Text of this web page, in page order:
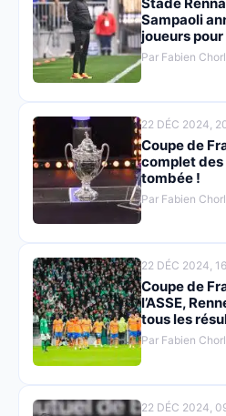
Sampaoli
joueurs
Par Fabien
22 DÉC 2024,
Coupe de
complet des
tombée !
Par Fabien
22 DÉC 2024,
Coupe de
l’ASSE,
tous les
Par Fabien
22 DÉC 2024,